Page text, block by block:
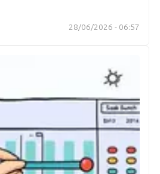
28/06/2026 - 06:57